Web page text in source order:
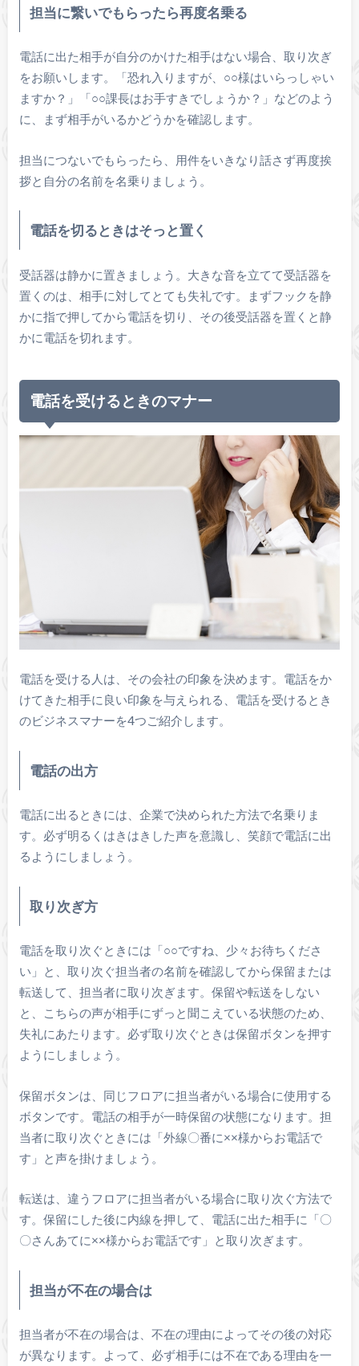
担当に繋いでもらったら再度名乗る
電話に出た相手が自分のかけた相手はない場合、取り次ぎ
をお願いします。「恐れ入りますが、○○様はいらっしゃい
ますか？」「○○課長はお手すきでしょうか？」などのよう
に、まず相手がいるかどうかを確認します。
担当につないでもらったら、用件をいきなり話さず再度挨
拶と自分の名前を名乗りましょう。
電話を切るときはそっと置く
受話器は静かに置きましょう。大きな音を立てて受話器を
置くのは、相手に対してとても失礼です。まずフックを静
かに指で押してから電話を切り、その後受話器を置くと静
かに電話を切れます。
電話を受けるときのマナー
電話を受ける人は、その会社の印象を決めます。電話をか
けてきた相手に良い印象を与えられる、電話を受けるとき
のビジネスマナーを4つご紹介します。
電話の出方
電話に出るときには、企業で決められた方法で名乗りま
す。必ず明るくはきはきした声を意識し、笑顔で電話に出
るようにしましょう。
取り次ぎ方
電話を取り次ぐときには「○○ですね、少々お待ちくださ
い」と、取り次ぐ担当者の名前を確認してから保留または
転送して、担当者に取り次ぎます。保留や転送をしない
と、こちらの声が相手にずっと聞こえている状態のため、
失礼にあたります。必ず取り次ぐときは保留ボタンを押す
ようにしましょう。
保留ボタンは、同じフロアに担当者がいる場合に使用する
ボタンです。電話の相手が一時保留の状態になります。担
当者に取り次ぐときには「外線〇番に××様からお電話で
す」と声を掛けましょう。
転送は、違うフロアに担当者がいる場合に取り次ぐ方法で
す。保留にした後に内線を押して、電話に出た相手に「〇
〇さんあてに××様からお電話です」と取り次ぎます。
担当が不在の場合は
担当者が不在の場合は、不在の理由によってその後の対応
が異なります。よって、必ず相手には不在である理由を一